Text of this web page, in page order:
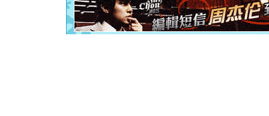
离。水晶
[元旦]当
泣，这痛